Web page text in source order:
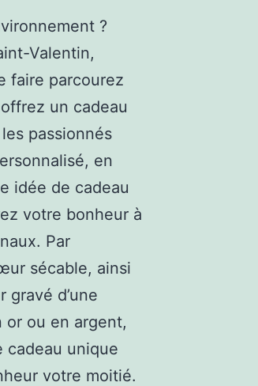
?
Valentin,
faire parcourez
un cadeau
passionnés
en
idée de cadeau
votre bonheur à
Par
sécable, ainsi
d’une
ou en argent,
cadeau unique
votre moitié.